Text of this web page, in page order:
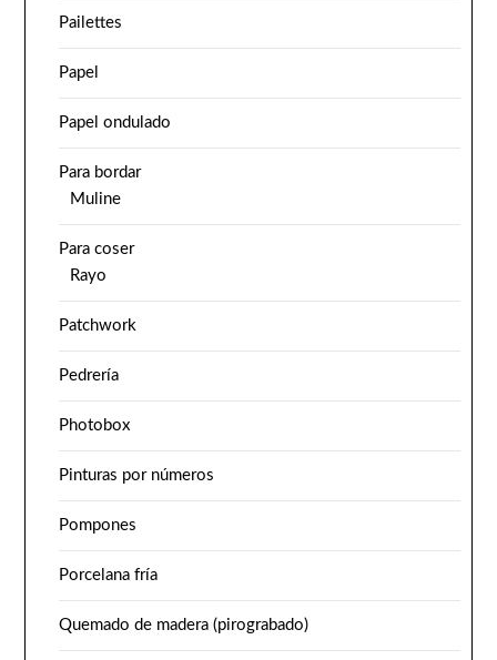
Pailettes
Papel
Papel ondulado
Para bordar
Muline
Para coser
Rayo
Patchwork
Pedrería
Photobox
Pinturas por números
Pompones
Porcelana fría
Quemado de madera (pirograbado)